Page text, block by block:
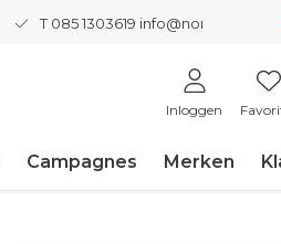
T 085 1303619 info@nordicnew.nl
Inloggen
Campagnes Merken